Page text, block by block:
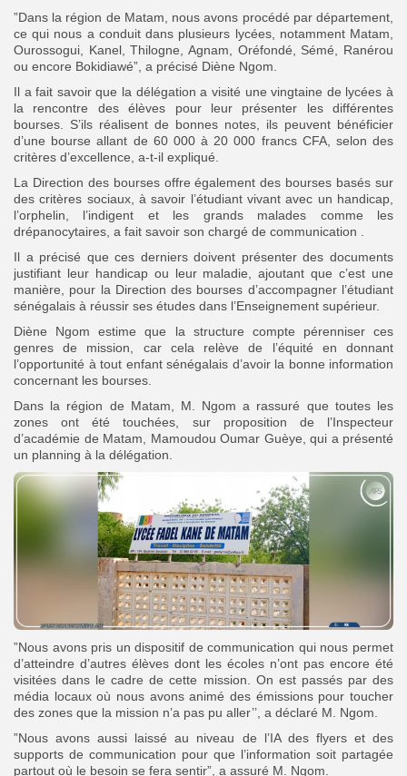
”Dans la région de Matam, nous avons procédé par département,
ce qui nous a conduit dans plusieurs lycées, notamment Matam,
Ourossogui, Kanel, Thilogne, Agnam, Oréfondé, Sémé, Ranérou
ou encore Bokidiawé”, a précisé Diène Ngom.
Il a fait savoir que la délégation a visité une vingtaine de lycées à
la rencontre des élèves pour leur présenter les différentes
bourses. S’ils réalisent de bonnes notes, ils peuvent bénéficier
d’une bourse allant de 60 000 à 20 000 francs CFA, selon des
critères d’excellence, a-t-il expliqué.
La Direction des bourses offre également des bourses basés sur
des critères sociaux, à savoir l’étudiant vivant avec un handicap,
l’orphelin, l’indigent et les grands malades comme les
drépanocytaires, a fait savoir son chargé de communication .
Il a précisé que ces derniers doivent présenter des documents
justifiant leur handicap ou leur maladie, ajoutant que c’est une
manière, pour la Direction des bourses d’accompagner l’étudiant
sénégalais à réussir ses études dans l’Enseignement supérieur.
Diène Ngom estime que la structure compte pérenniser ces
genres de mission, car cela relève de l’équité en donnant
l’opportunité à tout enfant sénégalais d’avoir la bonne information
concernant les bourses.
Dans la région de Matam, M. Ngom a rassuré que toutes les
zones ont été touchées, sur proposition de l’Inspecteur
d’académie de Matam, Mamoudou Oumar Guèye, qui a présenté
un planning à la délégation.
”Nous avons pris un dispositif de communication qui nous permet
d’atteindre d’autres élèves dont les écoles n’ont pas encore été
visitées dans le cadre de cette mission. On est passés par des
média locaux où nous avons animé des émissions pour toucher
des zones que la mission n’a pas pu aller’’, a déclaré M. Ngom.
”Nous avons aussi laissé au niveau de l’IA des flyers et des
supports de communication pour que l’information soit partagée
partout où le besoin se fera sentir”, a assuré M. Ngom.